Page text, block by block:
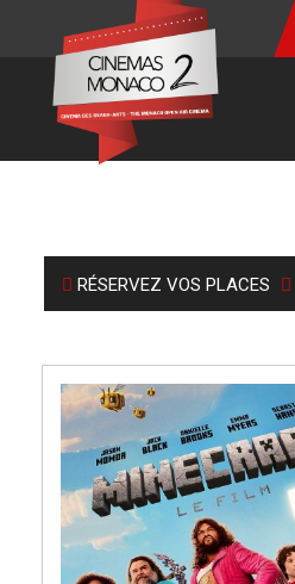
RÉSERVEZ VOS PLACES